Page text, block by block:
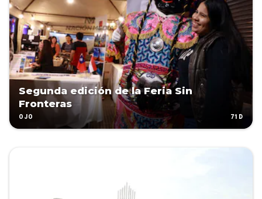
Segunda edición de la Feria Sin
Fronteras
OJO 71D